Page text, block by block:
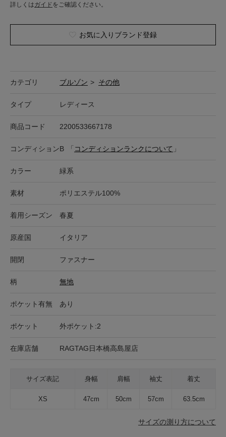
詳しくはガイド をご確認ください。
お気に入りブランド登録
カテゴリ ブルゾン > その他
タイプ レディース
商品コード 2200533667178
コンディションB 「 コンディションランクについて 」
カラー 緑系
素材 ポリエステル100%
着用シーズン 春夏
原産国 イタリア
開閉 ファスナー
柄 無地
ポケット有無 あり
ポケット 外ポケット:2
在庫店舗 RAGTAG日本橋高島屋店
サイズ表記 身幅 肩幅 袖丈 着丈
XS 47cm 50cm 57cm 63.5cm
サイズの測り方について